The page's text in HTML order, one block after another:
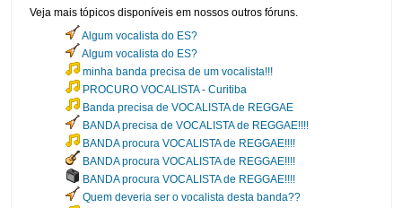
Veja mais tópicos disponíveis em nossos outros fóruns.
Algum vocalista do ES?
Algum vocalista do ES?
minha banda precisa de um vocalista!!!
PROCURO VOCALISTA - Curitiba
Banda precisa de VOCALISTA de REGGAE
BANDA precisa de VOCALISTA de REGGAE!!!!
BANDA procura VOCALISTA de REGGAE!!!!
BANDA procura VOCALISTA de REGGAE!!!!
BANDA procura VOCALISTA de REGGAE!!!!
Quem deveria ser o vocalista desta banda??